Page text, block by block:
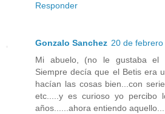
Responder
Gonzalo Sanchez 20 de
Mi abuelo, (no le gustaba el
Siempre decía que el Betis era
hacían las cosas bien...con
etc.....y es curioso yo percibo
años......ahora entiendo